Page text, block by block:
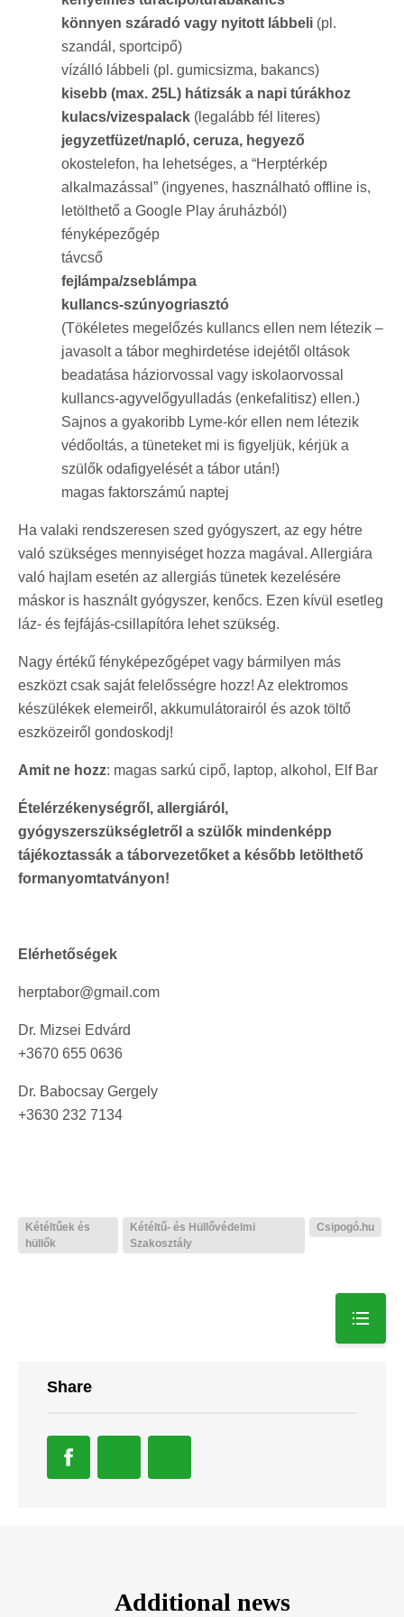
könnyen száradó vagy nyitott lábbeli (pl.
szandál, sportcipő)
vízálló lábbeli (pl. gumicsizma, bakancs)
kisebb (max. 25L) hátizsák a napi túrákhoz
kulacs/vizespalack (legalább fél literes)
jegyzetfüzet/napló, ceruza, hegyező
okostelefon, ha lehetséges, a “Herptérkép
alkalmazással” (ingyenes, használható offline is,
letölthető a Google Play áruházból)
fényképezőgép
távcső
fejlámpa/zseblámpa
kullancs-szúnyogriasztó
(Tökéletes megelőzés kullancs ellen nem létezik –
javasolt a tábor meghirdetése idejétől oltások
beadatása háziorvossal vagy iskolaorvossal
kullancs-agyvelőgyulladás (enkefalitisz) ellen.)
Sajnos a gyakoribb Lyme-kór ellen nem létezik
védőoltás, a tüneteket mi is figyeljük, kérjük a
szülők odafigyelését a tábor után!)
magas faktorszámú naptej
Ha valaki rendszeresen szed gyógyszert, az egy hétre
való szükséges mennyiséget hozza magával. Allergiára
való hajlam esetén az allergiás tünetek kezelésére
máskor is használt gyógyszer, kenőcs. Ezen kívül esetleg
láz- és fejfájás-csillapítóra lehet szükség.
Nagy értékű fényképezőgépet vagy bármilyen más
eszközt csak saját felelősségre hozz! Az elektromos
készülékek elemeiről, akkumulátorairól és azok töltő
eszközeiről gondoskodj!
Amit ne hozz: magas sarkú cipő, laptop, alkohol, Elf Bar
Ételérzékenységről, allergiáról,
gyógyszerszükségletről a szülők mindenképp
tájékoztassák a táborvezetőket a később letölthető
formanyomtatványon!
Elérhetőségek
herptabor@gmail.com
Dr. Mizsei Edvárd
+3670 655 0636
Dr. Babocsay Gergely
+3630 232 7134
Kétéltűek és
hüllők
Kétéltű- és Hüllővédelmi
Szakosztály
Csipogó.hu
Share
Additional news